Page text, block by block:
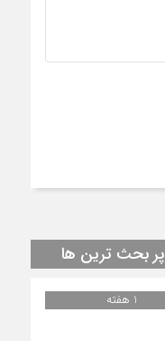
پر بحث ترین ها
1 هفته